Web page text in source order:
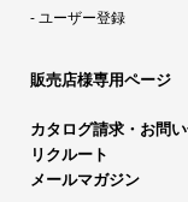
ユーザー登録
販売店様専用ページ
カタログ請求・お問
リクルート
メールマガジン